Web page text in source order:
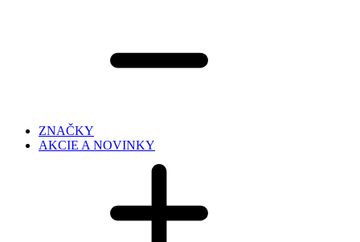
ZNAČKY
AKCIE A NOVINKY